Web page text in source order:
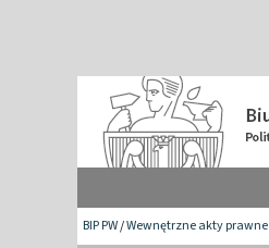
BIP PW/Wewnętrzne akty prawne